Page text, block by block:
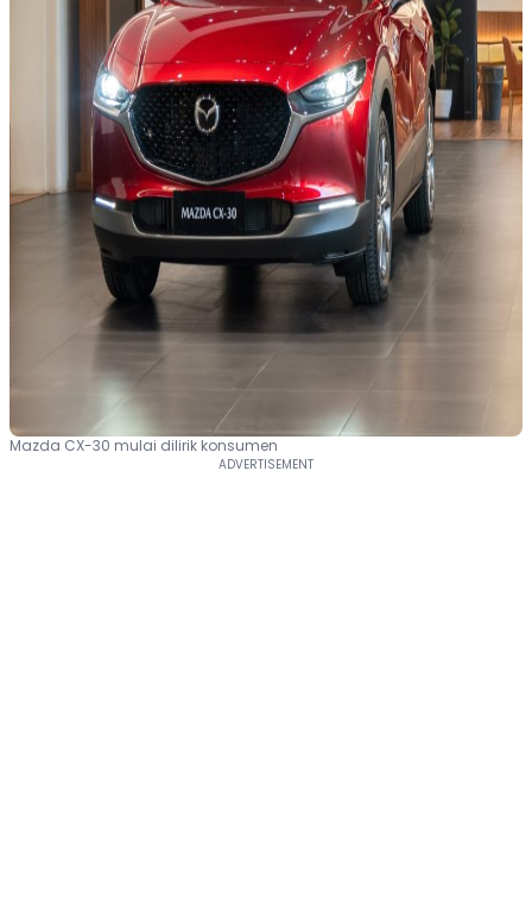
Mazda CX-30 mulai dilirik konsumen